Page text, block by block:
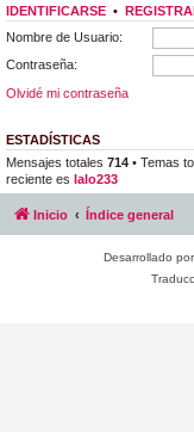
IDENTIFICARSE •
Nombre de Usuario:
Contraseña:
Olvidé mi contraseña
ESTADÍSTICAS
Mensajes totales 714 • Temas
reciente es lalo233
Inicio Índice general
Desarrollado por